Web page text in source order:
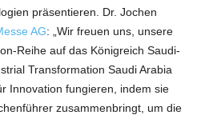
präsentieren. Dr. Jochen
AG: „Wir freuen uns, unsere
Reihe auf das Königreich Saudi-
Transformation Saudi Arabia
Innovation fungieren, indem sie
zusammenbringt, um die